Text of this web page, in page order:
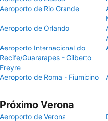
Aeroporto de Rio Grande
Aeroporto de Orlando
Aeroporto Internacional do
Recife/Guararapes - Gilberto
Freyre
Aeroporto de Roma - Fiumicino
Próximo Verona
Aeroporto de Verona